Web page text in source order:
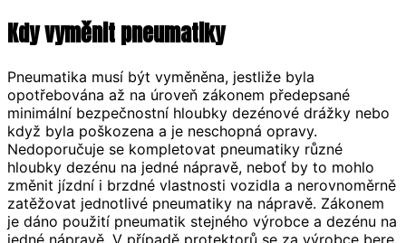
Kdy vyměnit pneumatiky
Pneumatika musí být vyměněna, jestliže byla
opotřebována až na úroveň zákonem předepsané
minimální bezpečnostní hloubky dezénové drážky nebo
když byla poškozena a je neschopná opravy.
Nedoporučuje se kompletovat pneumatiky různé
hloubky dezénu na jedné nápravě, neboť by to mohlo
změnit jízdní i brzdné vlastnosti vozidla a nerovnoměrně
zatěžovat jednotlivé pneumatiky na nápravě. Zákonem
je dáno použití pneumatik stejného výrobce a dezénu na
jedné nápravě. V případě protektorů se za výrobce bere